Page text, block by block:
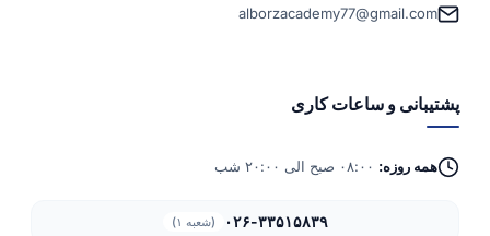
alborzacademy77@gmail.com
پشتیبانی و ساعات کاری
همه روزه:
۰۲۶-۳۳۵۱۵۸۳۹ (شعبه ۱)